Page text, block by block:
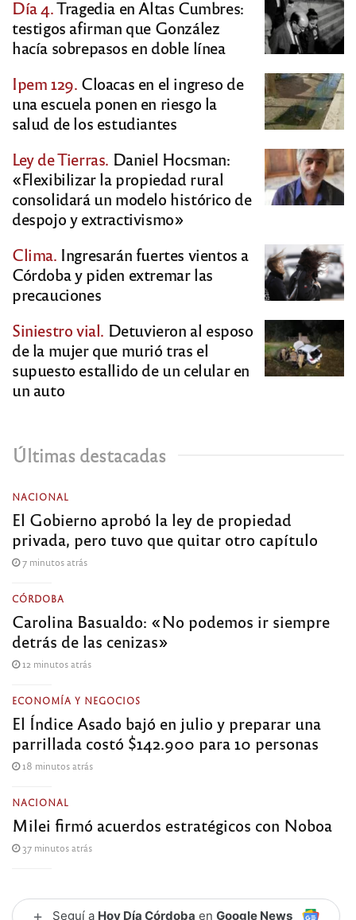
Día 4.Tragedia en Altas Cumbres:
testigos afirman que González
hacía sobrepasos en doble línea
Ipem 129. Cloacas en el ingreso de
una escuela ponen en riesgo la
salud de los estudiantes
Ley de Tierras. Daniel Hocsman:
«Flexibilizar la propiedad rural
consolidará un modelo histórico de
despojo y extractivismo»
Clima. Ingresarán fuertes vientos a
Córdoba y piden extremar las
precauciones
Siniestro vial. Detuvieron al esposo
de la mujer que murió tras el
supuesto estallido de un celular en
un auto
Últimas destacadas
NACIONAL
El Gobierno aprobó la ley de propiedad
privada, pero tuvo que quitar otro capítulo
7 minutos atrás
CÓRDOBA
Carolina Basualdo: «No podemos ir siempre
detrás de las cenizas»
12 minutos atrás
ECONOMÍA Y NEGOCIOS
El Índice Asado bajó en julio y preparar una
parrillada costó $142.900 para 10 personas
18 minutos atrás
NACIONAL
Milei firmó acuerdos estratégicos con Noboa
37 minutos atrás
+ Seguí a Hoy Día Córdoba en Google News